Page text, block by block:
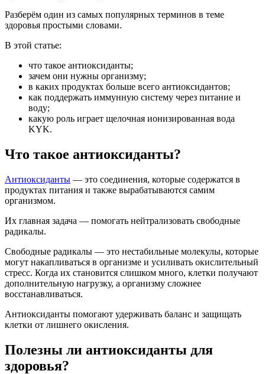
Разберём один из самых популярных терминов в теме
здоровья простыми словами.
В этой статье:
что такое антиоксиданты;
зачем они нужны организму;
в каких продуктах больше всего антиоксидантов;
как поддержать иммунную систему через питание и
воду;
какую роль играет щелочная ионизированная вода
KYK.
Что такое антиоксиданты?
Антиоксиданты — это соединения, которые содержатся в
продуктах питания и также вырабатываются самим
организмом.
Их главная задача — помогать нейтрализовать свободные
радикалы.
Свободные радикалы — это нестабильные молекулы, которые
могут накапливаться в организме и усиливать окислительный
стресс. Когда их становится слишком много, клетки получают
дополнительную нагрузку, а организму сложнее
восстанавливаться.
Антиоксиданты помогают удерживать баланс и защищать
клетки от лишнего окисления.
Полезны ли антиоксиданты для
здоровья?